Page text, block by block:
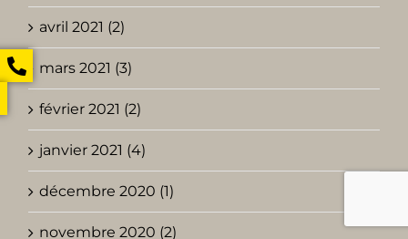
avril 2021 (2)
mars 2021 (3)
février 2021 (2)
janvier 2021 (4)
décembre 2020 (1)
novembre 2020 (2)